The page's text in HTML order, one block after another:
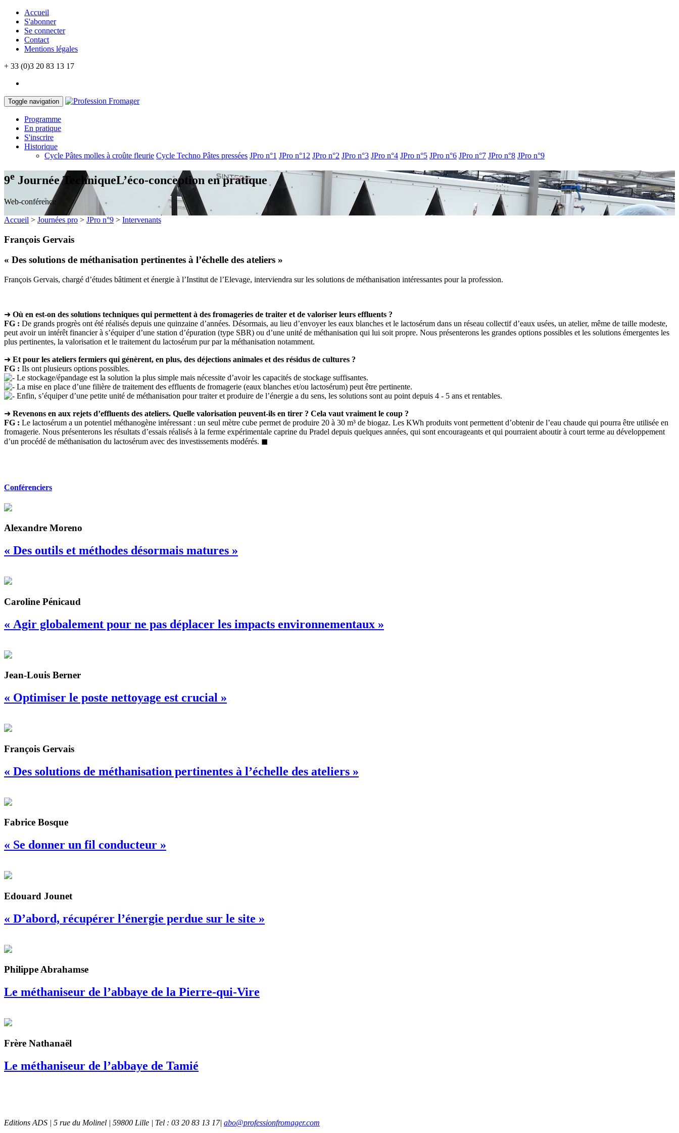
Accueil
S'abonner
Se connecter
Contact
Mentions légales
+ 33 (0)3 20 83 13 17
Toggle navigation
Programme
En pratique
S'inscrire
Historique
Cycle Pâtes molles à croûte fleurie Cycle Techno Pâtes pressées JPro n°1 JPro n°12 JPro n°2 JPro n°3 JPro n°4 JPro n°5 JPro n°6 JPro n°7 JPro n°8 JPro n°9
9e Journée TechniqueL’éco-conception en pratique
Web-conférence
Accueil > Journées pro > JPro n°9 > Intervenants
François Gervais
« Des solutions de méthanisation pertinentes à l’échelle des ateliers »
François Gervais, chargé d’études bâtiment et énergie à l’Institut de l’Elevage, interviendra sur les solutions de méthanisation intéressantes pour la profession.
➜ Où en est-on des solutions techniques qui permettent à des fromageries de traiter et de valoriser leurs effluents ?
FG : De grands progrès ont été réalisés depuis une quinzaine d’années. Désormais, au lieu d’envoyer les eaux blanches et le lactosérum dans un réseau collectif d’eaux usées, un atelier, même de taille modeste,
peut avoir un intérêt financier à s’équiper d’une station d’épuration (type SBR) ou d’une unité de méthanisation qui lui soit propre. Nous présenterons les grandes options possibles et les solutions émergentes les
plus pertinentes, la valorisation et le traitement du lactosérum pur par la méthanisation notamment.
➜ Et pour les ateliers fermiers qui génèrent, en plus, des déjections animales et des résidus de cultures ?
FG : Ils ont plusieurs options possibles.
Le stockage/épandage est la solution la plus simple mais nécessite d’avoir les capacités de stockage suffisantes.
La mise en place d’une filière de traitement des effluents de fromagerie (eaux blanches et/ou lactosérum) peut être pertinente.
Enfin, s’équiper d’une petite unité de méthanisation pour traiter et produire de l’énergie a du sens, les solutions sont au point depuis 4 - 5 ans et rentables.
➜ Revenons en aux rejets d’effluents des ateliers. Quelle valorisation peuvent-ils en tirer ? Cela vaut vraiment le coup ?
FG : Le lactosérum a un potentiel méthanogène intéressant : un seul mètre cube permet de produire 20 à 30 m³ de biogaz. Les KWh produits vont permettent d’obtenir de l’eau chaude qui pourra être utilisée en
fromagerie. Nous présenterons les résultats d’essais réalisés à la ferme expérimentale caprine du Pradel depuis quelques années, qui sont encourageants et qui pourraient aboutir à court terme au développement
d’un procédé de méthanisation du lactosérum avec des investissements modérés. ◼
Conférenciers
Alexandre Moreno
« Des outils et méthodes désormais matures »
Caroline Pénicaud
« Agir globalement pour ne pas déplacer les impacts environnementaux »
Jean-Louis Berner
« Optimiser le poste nettoyage est crucial »
François Gervais
« Des solutions de méthanisation pertinentes à l’échelle des ateliers »
Fabrice Bosque
« Se donner un fil conducteur »
Edouard Jounet
« D’abord, récupérer l’énergie perdue sur le site »
Philippe Abrahamse
Le méthaniseur de l’abbaye de la Pierre-qui-Vire
Frère Nathanaël
Le méthaniseur de l’abbaye de Tamié
Editions ADS | 5 rue du Molinel | 59800 Lille | Tel : 03 20 83 13 17| abo@professionfromager.com